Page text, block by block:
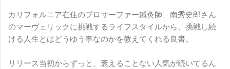
カリフォルニア在住のプロサーファー鍼灸師、南秀史郎さん
のマーヴェリックに挑戦するライフスタイルから、挑戦し続
ける人生とはどうゆう事なのかを教えてくれる良書。
リリース当初からずっと、衰えることない人気が続いてるん